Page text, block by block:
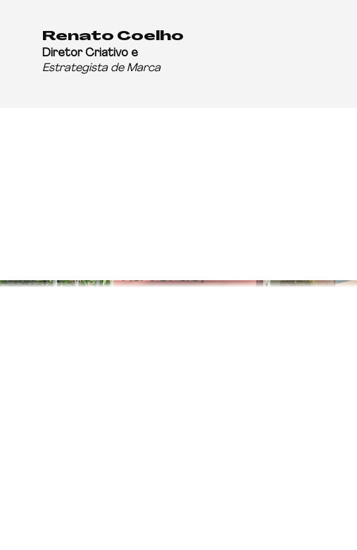
Renato Coelho
Diretor Criativo e
Estrategista de Marca